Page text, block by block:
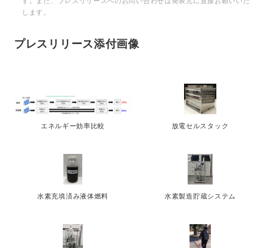
します。
プレスリリース添付画像
エネルギー効率比較 放電セルスタック
水素充填済み液体燃料 水素製造貯蔵システム